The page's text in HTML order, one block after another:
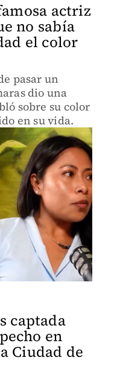
actriz
no sabía
el color
pasar un
dio una
sobre su color
en su vida.
captada
en
Ciudad de